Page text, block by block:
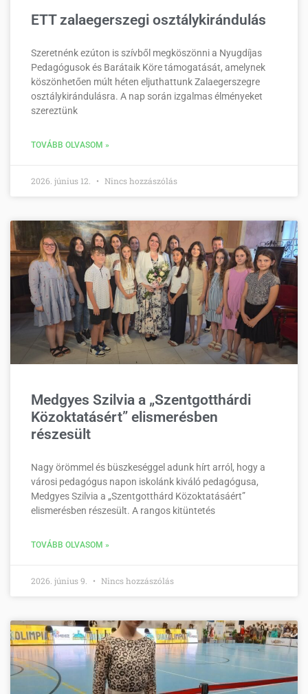
ETT zalaegerszegi osztálykirándulás
Szeretnénk ezúton is szívből megköszönni a Nyugdíjas
Pedagógusok és Barátaik Köre támogatását, amelynek
köszönhetően múlt héten eljuthattunk Zalaegerszegre
osztálykirándulásra. A nap során izgalmas élményeket
szereztünk
TOVÁBB OLVASOM »
2026. június 12. Nincs hozzászólás
Medgyes Szilvia a „Szentgotthárdi
Közoktatásért” elismerésben
részesült
Nagy örömmel és büszkeséggel adunk hírt arról, hogy a
városi pedagógus napon iskolánk kiváló pedagógusa,
Medgyes Szilvia a „Szentgotthárd Közoktatásáért”
elismerésben részesült. A rangos kitüntetés
TOVÁBB OLVASOM »
2026. június 9. Nincs hozzászólás